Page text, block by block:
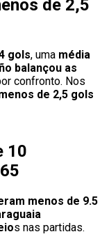
de 2,5
gols, uma média
balançou as
confronto. Nos
de 2,5 gols
10
menos de 9.5
s nas partidas.